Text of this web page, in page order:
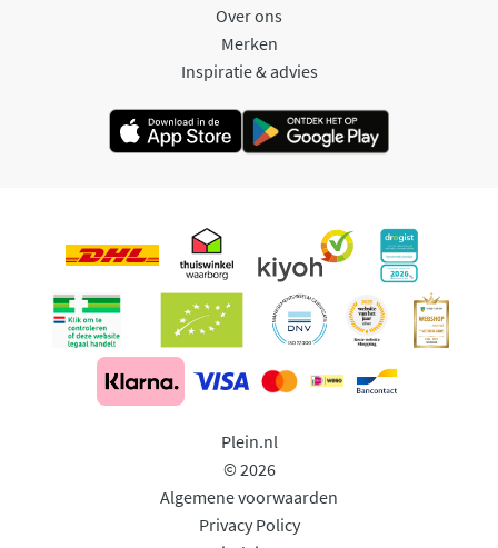
Over ons
Merken
Inspiratie & advies
Plein.nl
© 2026
Algemene voorwaarden
Privacy Policy